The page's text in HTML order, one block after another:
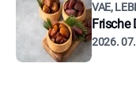
VAE,
Frische
2026.